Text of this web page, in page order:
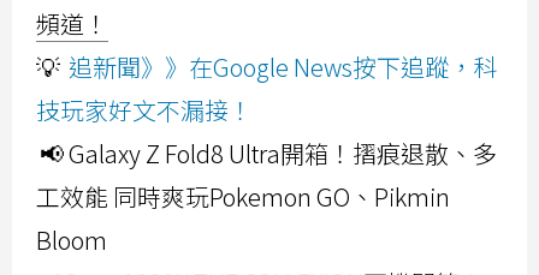
頻道！
💡 追新聞》》在Google News按下追蹤，科
技玩家好文不漏接！
📢 Galaxy Z Fold8 Ultra開箱！摺痕退散、多
工效能 同時爽玩Pokemon GO、Pikmin
Bloom